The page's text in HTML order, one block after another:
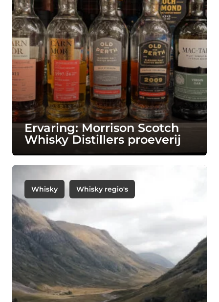
Ervaring: Morrison Scotch
Whisky Distillers proeverij
Whisky Whisky regio's